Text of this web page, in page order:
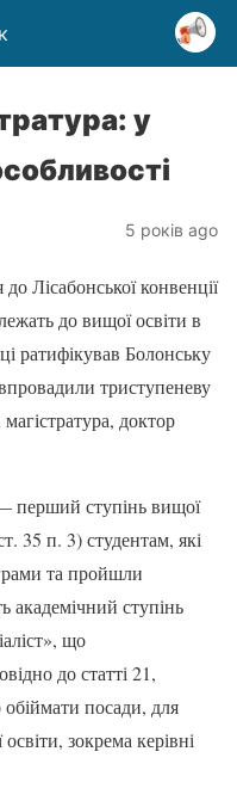
у
5 років ago
Лісабонської конвенції
до вищої освіти в
ратифікував Болонську
триступеневу
доктор
перший ступінь вищої
35 п. 3) студентам, які
та пройшли
академічний ступінь
що
до статті 21,
посади, для
зокрема керівні